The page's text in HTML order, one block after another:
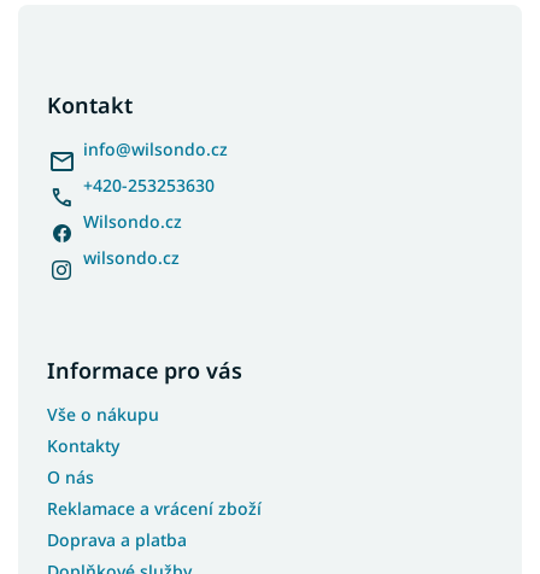
Kontakt
info@wilsondo.cz
+420-253253630
Wilsondo.cz
wilsondo.cz
Informace pro vás
Vše o nákupu
Kontakty
O nás
Reklamace a vrácení zboží
Doprava a platba